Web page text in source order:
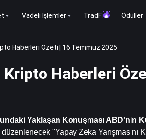
Vadeli İşlemler TradFi Ödüller
Haberleri Özeti | 16 Temmuz 2025
Kripto Haberleri
Yaklaşan Konuşması ABD'nin
"Yapay Zeka